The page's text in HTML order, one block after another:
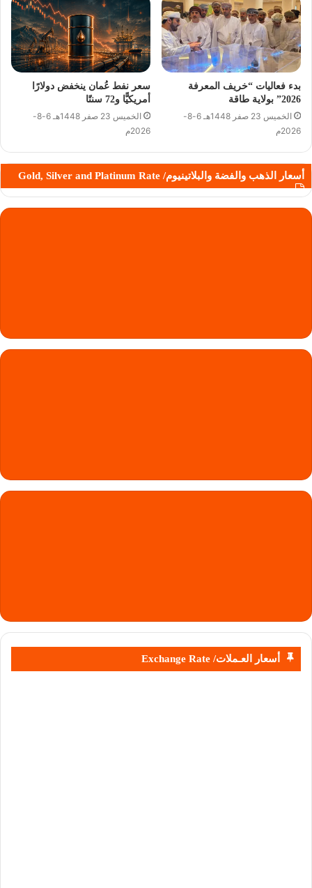
بدء فعاليات “خريف المعرفة
2026” بولاية طاقة
الخميس 23 صفر 1448هـ 6-8-
2026م
سعر نفط عُمان ينخفض دولارًا
أمريكيًّا و72 سنتًا
الخميس 23 صفر 1448هـ 6-8-
2026م
أسعار الذهب والفضة والبلاتينيوم/ Gold, Silver and Platinum Rate
أسعار العـملات/ Exchange Rate